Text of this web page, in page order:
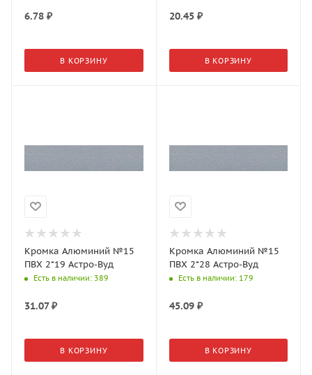
6.78 ₽
В КОРЗИНУ
20.45₽
В КОРЗИНУ
Кромка Алюминий №15
ПВХ 2*19 Астро-Вуд
Есть в наличии: 389
31.07₽
В КОРЗИНУ
Кромка Алюминий №15
ПВХ 2*28 Астро-Вуд
Есть в наличии: 179
45.09₽
В КОРЗИНУ